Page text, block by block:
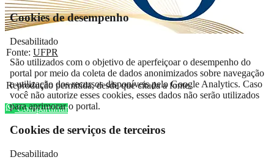
Fonte: UFPR
Reprodução permitida, desde que citada a fonte.
Compartilhar
Cookies de desempenho
Desabilitado
São utilizados com o objetivo de aperfeiçoar o desempenho do
portal por meio da coleta de dados anonimizados sobre navegação
e utilização dos recursos disponíveis pelo Google Analytics. Caso
você não autorize esses cookies, esses dados não serão utilizados
para aprimorar o portal.
Cookies de serviços de terceiros
Desabilitado